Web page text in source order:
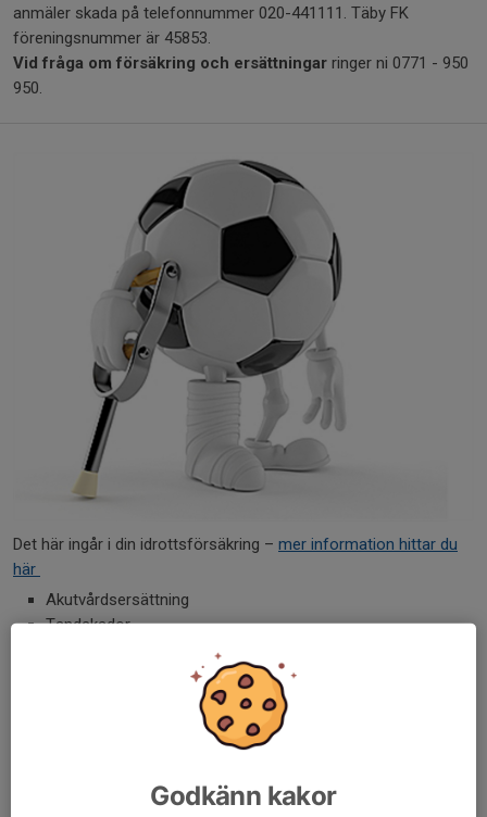
anmäler skada på telefonnummer 020-441111. Täby FK
föreningsnummer är 45853.
Vid fråga om försäkring och ersättningar ringer ni 0771 - 950
950.
Det här ingår i din idrottsförsäkring – mer information hittar du
här
Akutvårdsersättning
Tandskador
Skadade kläder, idrottskläder och glasögon
Godkänn kakor